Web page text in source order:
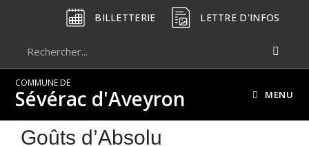
BILLETTERIE LETTRE D'INFOS
COMMUNE DE
Sévérac d'Aveyron MENU
Goûts d’Absolu